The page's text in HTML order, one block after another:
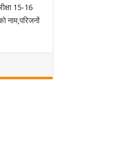
15-16
नाम,परिजनों